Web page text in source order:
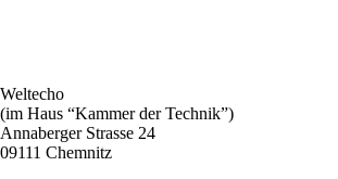
Weltecho
(im Haus “Kammer der Technik”)
Annaberger Strasse 24
09111 Chemnitz